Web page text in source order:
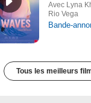
Avec Lyna
Rio Vega
Bande-
Tous les meilleurs